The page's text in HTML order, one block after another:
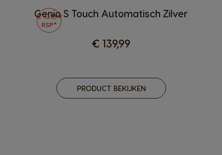
€ 139,99
RSP*
Genio S Touch Automatisch Zilver
€ 139,99
PRODUCT BEKIJKEN